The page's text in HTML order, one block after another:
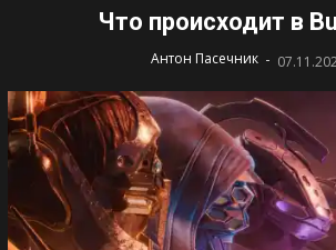
Что происходит в
Антон Пасечник -